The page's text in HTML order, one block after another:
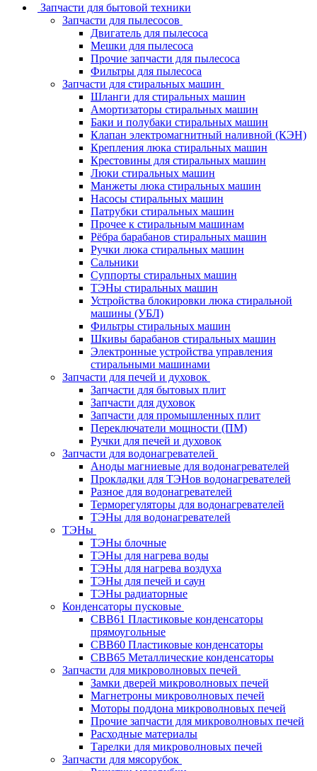
Запчасти для бытовой техники
Запчасти для пылесосов
Двигатель для пылесоса
Мешки для пылесоса
Прочие запчасти для пылесоса
Фильтры для пылесоса
Запчасти для стиральных машин
Шланги для стиральных машин
Амортизаторы стиральных машин
Баки и полубаки стиральных машин
Клапан электромагнитный наливной (КЭН)
Крепления люка стиральных машин
Крестовины для стиральных машин
Люки стиральных машин
Манжеты люка стиральных машин
Насосы стиральных машин
Патрубки стиральных машин
Прочее к стиральным машинам
Рёбра барабанов стиральных машин
Ручки люка стиральных машин
Сальники
Суппорты стиральных машин
ТЭНы стиральных машин
Устройства блокировки люка стиральной
машины (УБЛ)
Фильтры стиральных машин
Шкивы барабанов стиральных машин
Электронные устройства управления
стиральными машинами
Запчасти для печей и духовок
Запчасти для бытовых плит
Запчасти для духовок
Запчасти для промышленных плит
Переключатели мощности (ПМ)
Ручки для печей и духовок
Запчасти для водонагревателей
Аноды магниевые для водонагревателей
Прокладки для ТЭНов водонагревателей
Разное для водонагревателей
Терморегуляторы для водонагревателей
ТЭНы для водонагревателей
ТЭНы
ТЭНы блочные
ТЭНы для нагрева воды
ТЭНы для нагрева воздуха
ТЭНы для печей и саун
ТЭНы радиаторные
Конденсаторы пусковые
CBB61 Пластиковые конденсаторы
прямоугольные
CBB60 Пластиковые конденсаторы
CBB65 Металлические конденсаторы
Запчасти для микроволновых печей
Замки дверей микроволновых печей
Магнетроны микроволновых печей
Моторы поддона микроволновых печей
Прочие запчасти для микроволновых печей
Расходные материалы
Тарелки для микроволновых печей
Запчасти для мясорубок